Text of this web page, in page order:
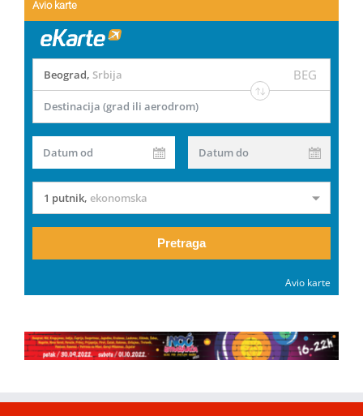
Avio karte
Beograd, Srbija BEG
Destinacija (grad ili aerodrom)
Datum od Datum do
1 putnik, ekonomska
Pretraga
Avio karte